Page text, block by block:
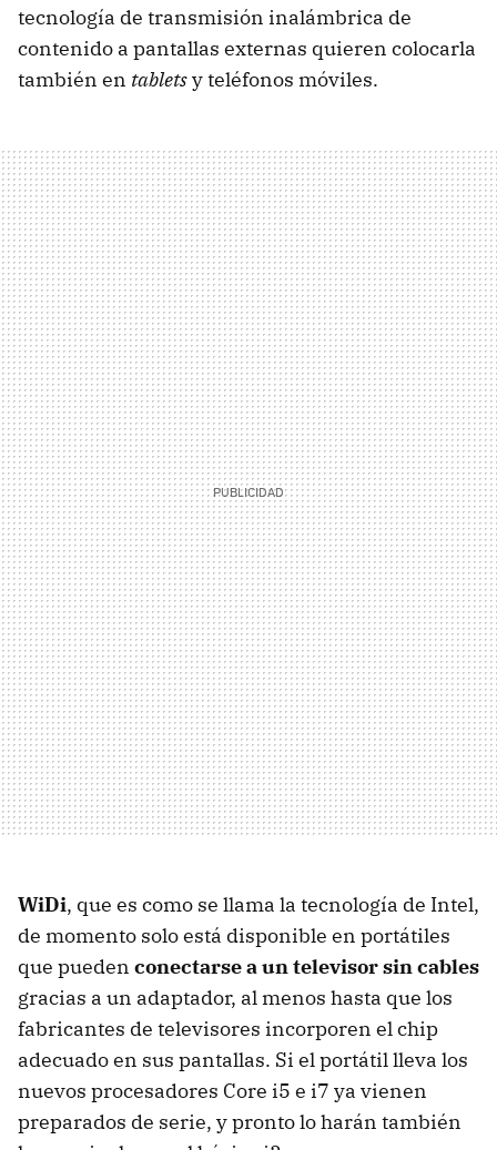
tecnología de transmisión inalámbrica de
contenido a pantallas externas quieren colocarla
también en tabletsy teléfonos móviles.
WiDi, que es como se llama la tecnología de Intel,
de momento solo está disponible en portátiles
que pueden conectarse a un televisor sin cables
gracias a un adaptador, al menos hasta que los
fabricantes de televisores incorporen el chip
adecuado en sus pantallas. Si el portátil lleva los
nuevos procesadores Core i5 e i7 ya vienen
preparados de serie, y pronto lo harán también